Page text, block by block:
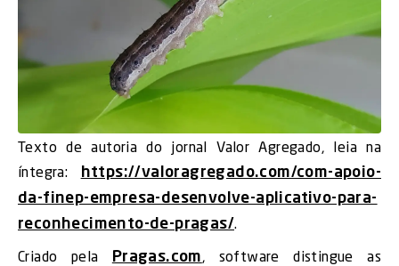
Texto de autoria do jornal Valor Agregado, leia na
íntegra:
https://valoragregado.com/com-apoio-
da-finep-empresa-desenvolve-aplicativo-para-
reconhecimento-de-pragas/.
Criado pela Pragas.com, software distingue as